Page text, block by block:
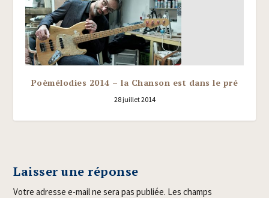
Poèmélodies 2014 – la Chanson est dans le pré
28 juillet 2014
Laisser une réponse
Votre adresse e-mail ne sera pas publiée. Les champs